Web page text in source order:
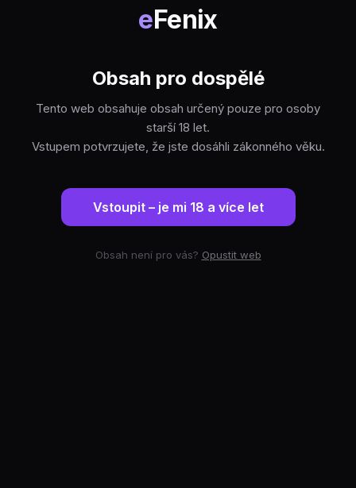
eFenix
Obsah pro dospělé
Tento web obsahuje obsah určený pouze pro osoby
starší 18 let.
Vstupem potvrzujete, že jste dosáhli zákonného věku.
Vstoupit – je mi 18 a více let
Obsah není pro vás? Opustit web